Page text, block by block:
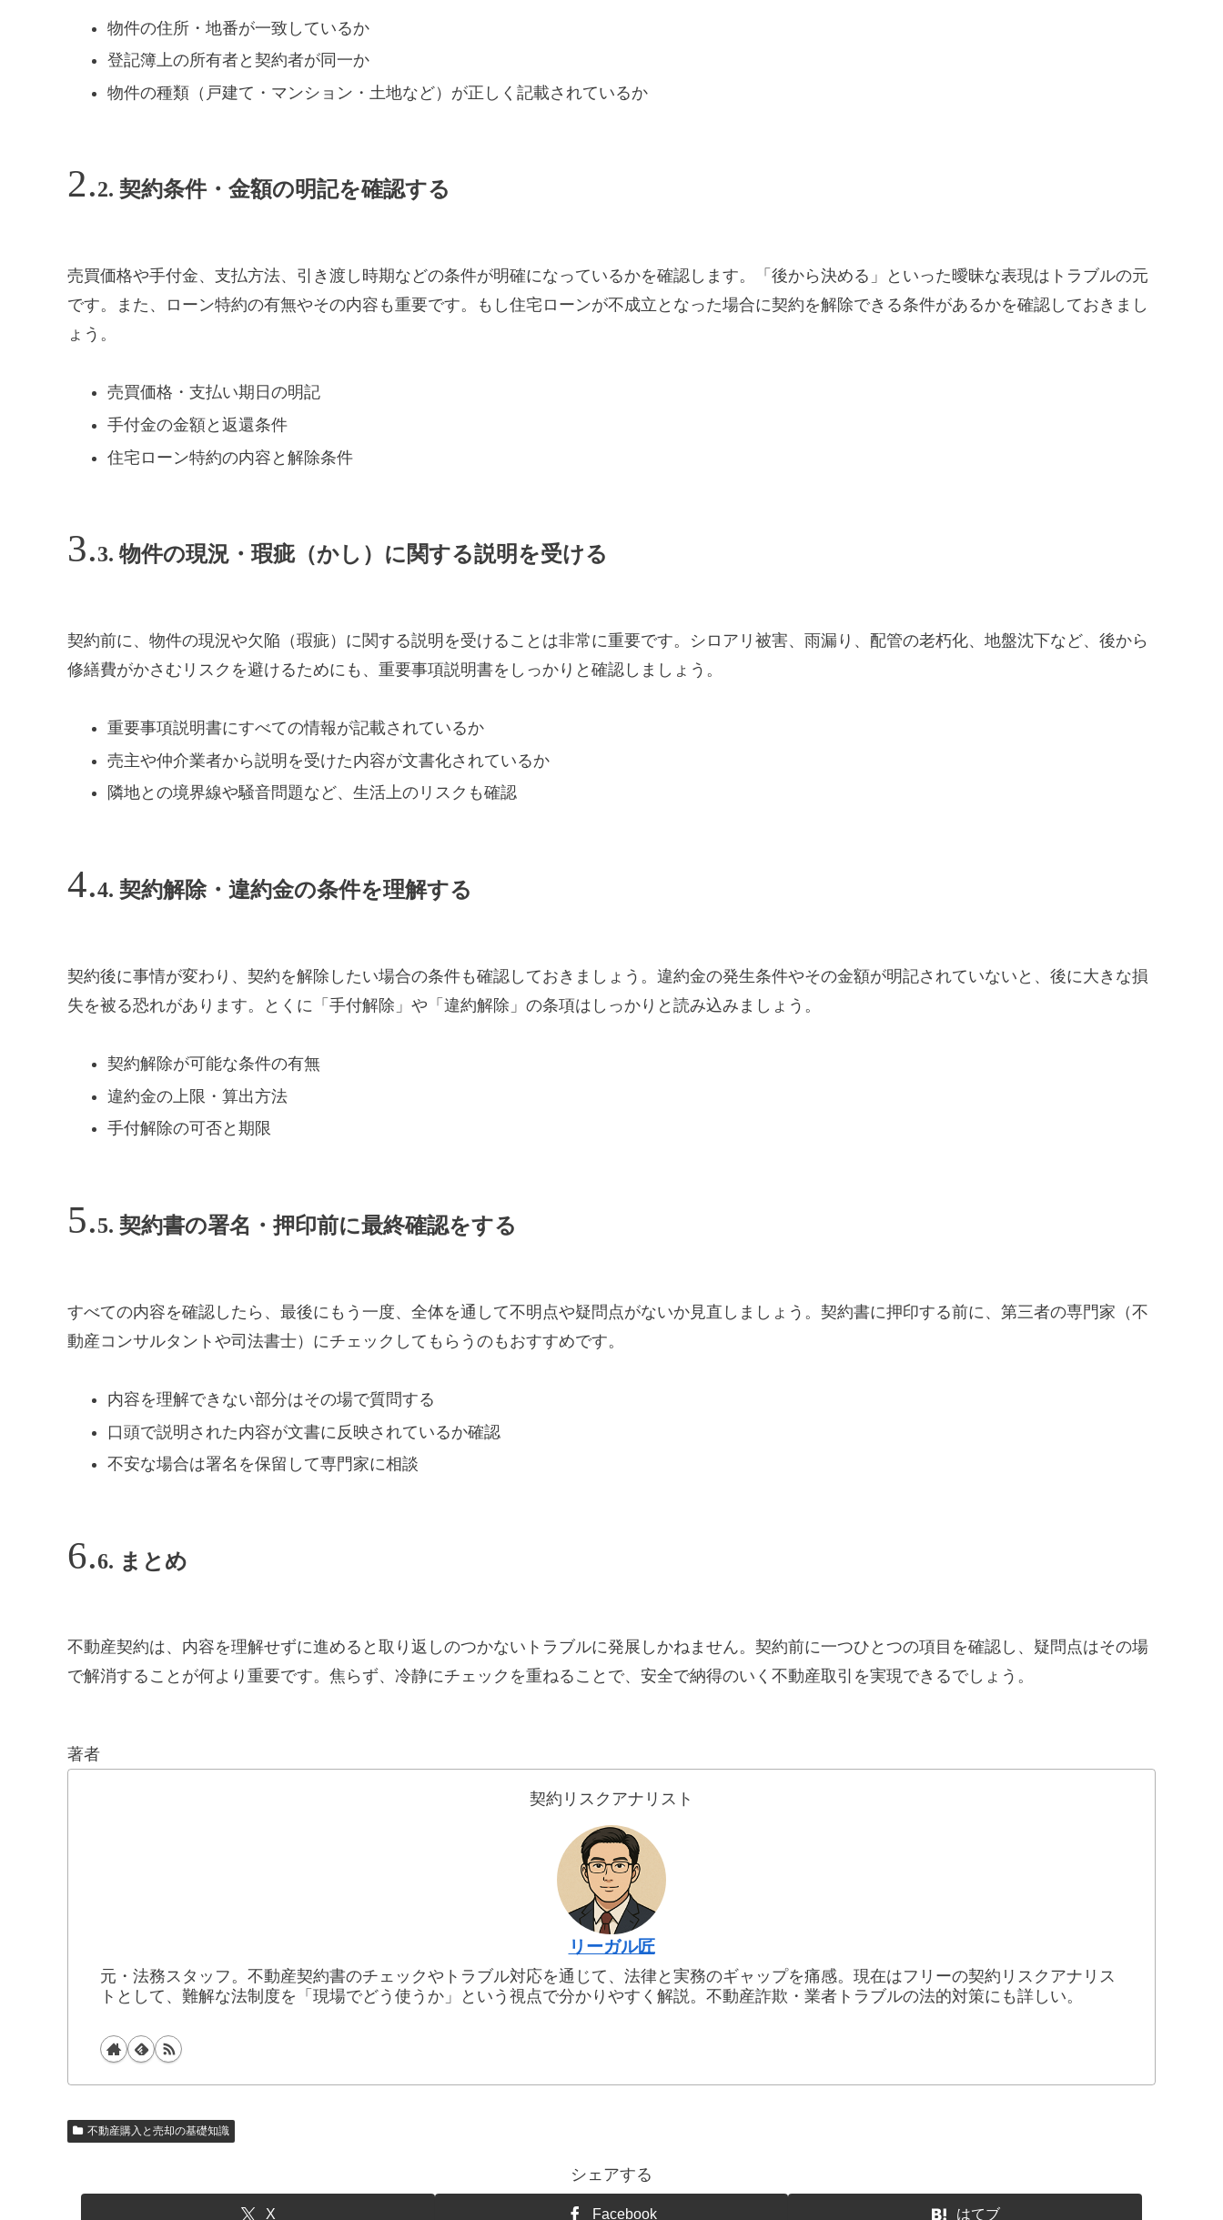
物件の住所・地番が一致しているか
登記簿上の所有者と契約者が同一か
物件の種類（戸建て・マンション・土地など）が正しく記載されているか
2. 契約条件・金額の明記を確認する
売買価格や手付金、支払方法、引き渡し時期などの条件が明確になっているかを確認します。「後から決める」といった曖昧な表現はトラブルの元
です。また、ローン特約の有無やその内容も重要です。もし住宅ローンが不成立となった場合に契約を解除できる条件があるかを確認しておきまし
ょう。
売買価格・支払い期日の明記
手付金の金額と返還条件
住宅ローン特約の内容と解除条件
3. 物件の現況・瑕疵（かし）に関する説明を受ける
契約前に、物件の現況や欠陥（瑕疵）に関する説明を受けることは非常に重要です。シロアリ被害、雨漏り、配管の老朽化、地盤沈下など、後から
修繕費がかさむリスクを避けるためにも、重要事項説明書をしっかりと確認しましょう。
重要事項説明書にすべての情報が記載されているか
売主や仲介業者から説明を受けた内容が文書化されているか
隣地との境界線や騒音問題など、生活上のリスクも確認
4. 契約解除・違約金の条件を理解する
契約後に事情が変わり、契約を解除したい場合の条件も確認しておきましょう。違約金の発生条件やその金額が明記されていないと、後に大きな損
失を被る恐れがあります。とくに「手付解除」や「違約解除」の条項はしっかりと読み込みましょう。
契約解除が可能な条件の有無
違約金の上限・算出方法
手付解除の可否と期限
5. 契約書の署名・押印前に最終確認をする
すべての内容を確認したら、最後にもう一度、全体を通して不明点や疑問点がないか見直しましょう。契約書に押印する前に、第三者の専門家（不
動産コンサルタントや司法書士）にチェックしてもらうのもおすすめです。
内容を理解できない部分はその場で質問する
口頭で説明された内容が文書に反映されているか確認
不安な場合は署名を保留して専門家に相談
6. まとめ
不動産契約は、内容を理解せずに進めると取り返しのつかないトラブルに発展しかねません。契約前に一つひとつの項目を確認し、疑問点はその場
で解消することが何より重要です。焦らず、冷静にチェックを重ねることで、安全で納得のいく不動産取引を実現できるでしょう。
著者
契約リスクアナリスト
リーガル匠
元・法務スタッフ。不動産契約書のチェックやトラブル対応を通じて、法律と実務のギャップを痛感。現在はフリーの契約リスクアナリス
トとして、難解な法制度を「現場でどう使うか」という視点で分かりやすく解説。不動産詐欺・業者トラブルの法的対策にも詳しい。
不動産購入と売却の基礎知識
シェアする
X Facebook はてブ